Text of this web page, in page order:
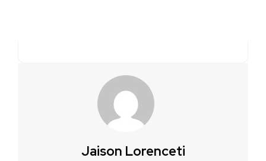
Jaison Lorenceti